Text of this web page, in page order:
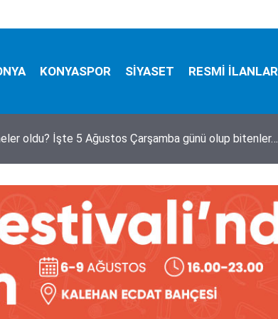
KONYASPOR SİYASET RESMİ İLANLAR
oldu? İşte 5 Ağustos Çarşamba günü olup bitenler…